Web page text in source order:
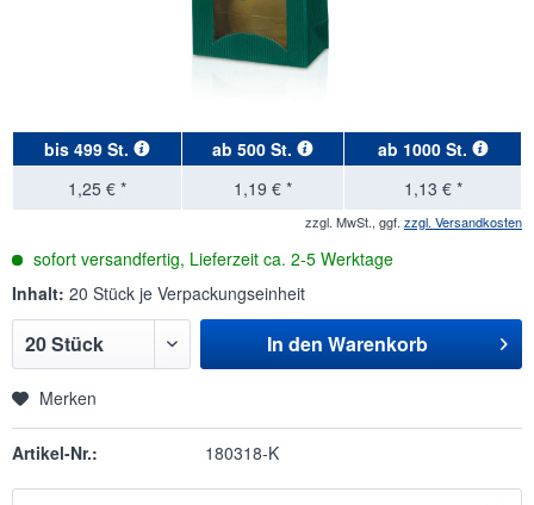
bis 499 St. ab 500 St. ab 1000 St.
1,25 € *
1,19 € * 1,13 € *
zzgl. MwSt., ggf. zzgl. Versandkosten
sofort versandfertig, Lieferzeit ca. 2-5 Werktage
Inhalt: 20 Stück je Verpackungseinheit
In den Warenkorb
Merken
Artikel-Nr.: 180318-K